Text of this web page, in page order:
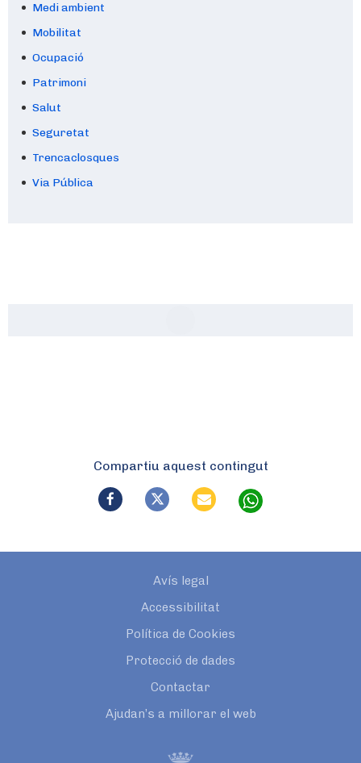
Medi ambient
Mobilitat
Ocupació
Patrimoni
Salut
Seguretat
Trencaclosques
Via Pública
Compartiu aquest contingut
Avís legal
Accessibilitat
Política de Cookies
Protecció de dades
Contactar
Ajudan’s a millorar el web